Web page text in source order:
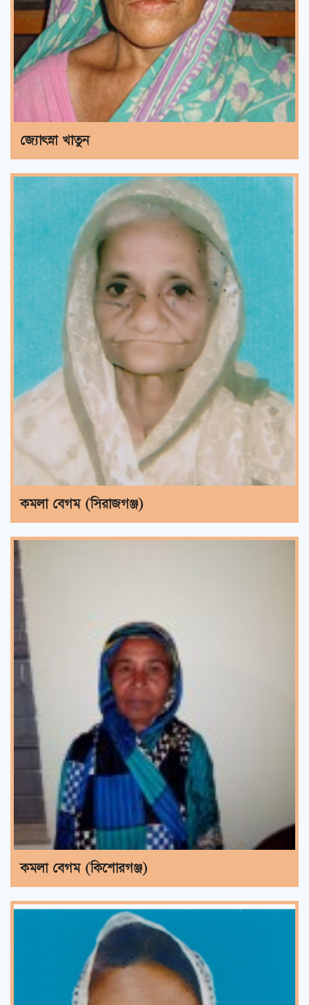
জ্যোৎস্না খাতুন
কমলা বেগম (সিরাজগঞ্জ)
কমলা বেগম (কিশোরগঞ্জ)